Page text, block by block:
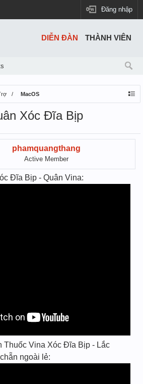
Đăng nhập
MacOS
Xóc Đĩa Bịp
phamquangthang
Active Member
Đĩa Bịp - Quân Vina:
Vina Xóc Đĩa Bịp - Lắc
ngoài lẻ:
DIỄN ĐÀN THÀNH VIÊN